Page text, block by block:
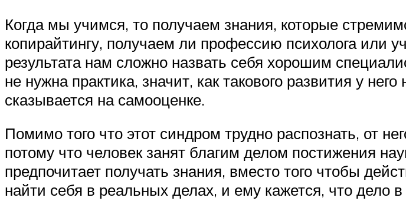
Когда мы учимся, то получаем знания, которые
копирайтингу, получаем ли профессию психолога или
результата нам сложно назвать себя хорошим
не нужна практика, значит, как такового развития у
сказывается на самооценке.
Помимо того что этот синдром трудно распознать, от
потому что человек занят благим делом постижения
предпочитает получать знания, вместо того чтобы
найти себя в реальных делах, и ему кажется, что дело в